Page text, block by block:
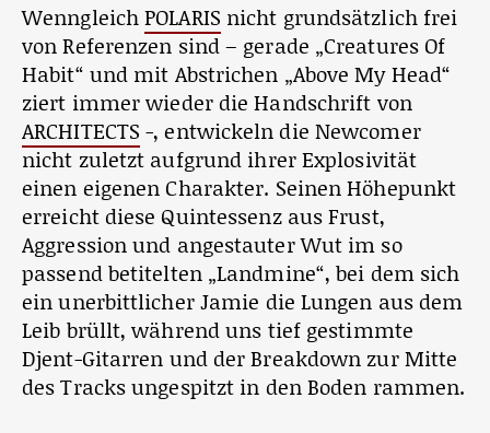
WenngleichPOLARIS nicht grundsätzlich frei
von Referenzen sind – gerade „Creatures Of
Habit“ und mit Abstrichen „Above My Head“
ziert immer wieder die Handschrift von
ARCHITECTS -, entwickeln die Newcomer
nicht zuletzt aufgrund ihrer Explosivität
einen eigenen Charakter. Seinen Höhepunkt
erreicht diese Quintessenz aus Frust,
Aggression und angestauter Wut im so
passend betitelten „Landmine“, bei dem sich
ein unerbittlicher Jamie die Lungen aus dem
Leib brüllt, während uns tief gestimmte
Djent-Gitarren und der Breakdown zur Mitte
des Tracks ungespitzt in den Boden rammen.